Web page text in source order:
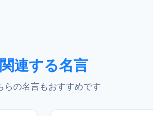
関連する名言
らの名言もおすすめです